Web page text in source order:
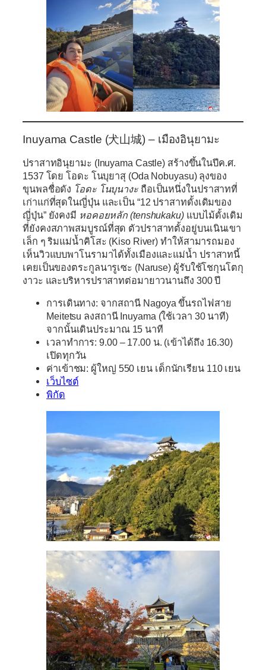
Inuyama Castle (犬山城) – เมืองอินุยามะ
ปราสาทอินุยามะ (Inuyama Castle) สร้างขึ้นในปีค.ศ.
1537 โดย โอดะ โนบุยาสุ (Oda Nobuyasu) ลุงของ
ขุนพลชื่อดัง โอดะ โนบุนางะถือเป็นหนึ่งในปราสาทที่
เก่าแก่ที่สุดในญี่ปุ่น และเป็น “12 ปราสาทดั้งเดิมของ
ญี่ปุ่น” ยังคงมี หอคอยหลัก (tenshukaku)แบบไม้ดั้งเดิม
ที่ยังคงสภาพสมบูรณ์ที่สุด ตัวปราสาทตั้งอยู่บนเนินเขา
เล็ก ๆ ริมแม่น้ำคิโสะ (Kiso River) ทำให้สามารถมอง
เห็นวิวแบบพาโนรามาได้ทั้งเมืองและแม่น้ำ ปราสาทนี้
เคยเป็นของตระกูลนารูเซะ (Naruse) ผู้รับใช้โชกุนโตกุ
งาวะ และบริหารปราสาทต่อมายาวนานถึง 300 ปี
การเดินทาง: จากสถานี Nagoya ขึ้นรถไฟสาย
Meitetsu ลงสถานี Inuyama (ใช้เวลา 30 นาที)
จากนั้นเดินประมาณ 15 นาที
เวลาทำการ: 9.00 – 17.00 น. (เข้าได้ถึง 16.30)
เปิดทุกวัน
ค่าเข้าชม: ผู้ใหญ่ 550 เยน เด็กนักเรียน 110 เยน
เว็บไซต์
พิกัด